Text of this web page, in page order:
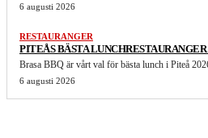
6 augusti 2026
RESTAURANGER
PITEÅS BÄSTA
Brasa BBQ är vårt val för bästa lunch i Piteå
6 augusti 2026